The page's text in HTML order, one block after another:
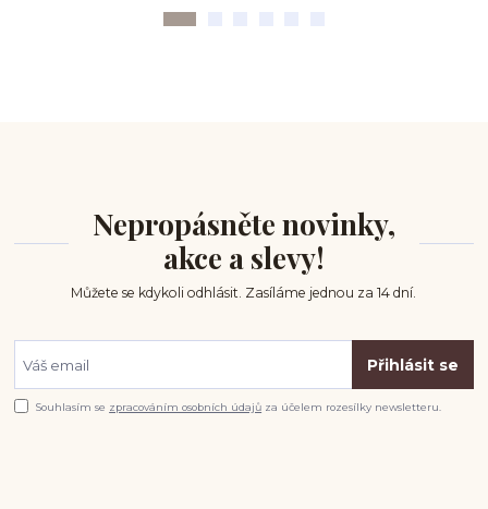
Nepropásněte novinky,
akce a slevy!
Můžete se kdykoli odhlásit. Zasíláme jednou za 14 dní.
Přihlásit se
Souhlasím se zpracováním osobních údajů za účelem rozesílky newsletteru.